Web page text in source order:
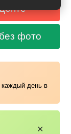
фото
каждый день в
✕